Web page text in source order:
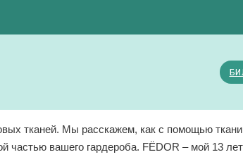
тканей. Мы расскажем, как с помощью
вашего гардероба. FЁDOR – мой 13